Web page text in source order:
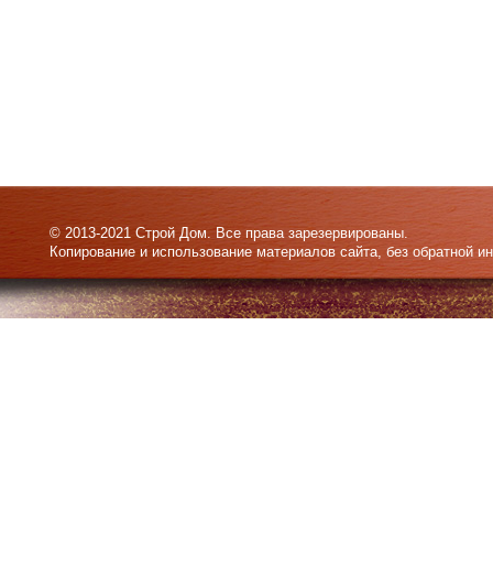
© 2013-2021 Строй Дом. Все права зарезервированы.
Копирование и использование материалов сайта, без обратной